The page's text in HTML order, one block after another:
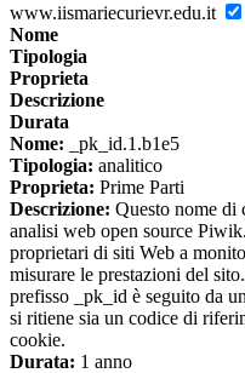
www.iismariecurievr.edu.it
Nome
Tipologia
Proprieta
Descrizione
Durata
Nome: _pk_id.1.b1e5
Tipologia: analitico
Proprieta: Prime Parti
Descrizione: Questo nome di
analisi web open source
proprietari di siti Web a
misurare le prestazioni del
prefisso _pk_id è seguito da
si ritiene sia un codice di
cookie.
Durata: 1 anno